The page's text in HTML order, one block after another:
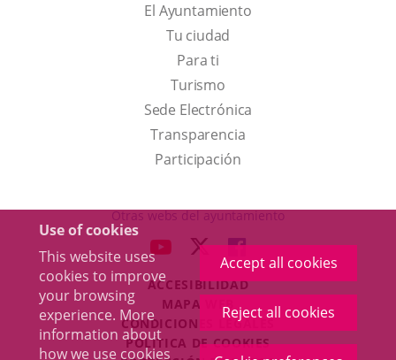
Use of cookies
This website uses
cookies to improve
your browsing
experience. More
information about
how we use cookies
Accept all cookies
Reject all cookies
El Ayuntamiento
Tu ciudad
Para ti
TurismoThis
link
will
open
a
up
window.
Sede Electrónica
Transparencia
Participación
Otras webs del ayuntamiento
LINK
EXTERNAL
APPLICATION.
LINK
TO
EXTERNAL
APPLICATION.
LINK
TO
EXTERNAL
APPLICATION.
ACCESIBILIDAD
MAPA WEB
CONDICIONES LEGALES
POLÍTICA DE COOKIES